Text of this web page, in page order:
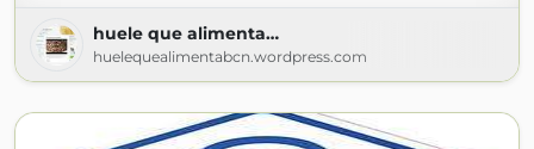
huele que alimenta…
huelequealimentabcn.wordpress.com